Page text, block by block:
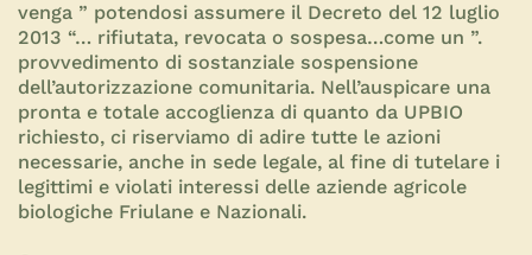
venga ” potendosi assumere il Decreto del 12 luglio
2013 “… rifiutata, revocata o sospesa…come un ”.
provvedimento di sostanziale sospensione
dell’autorizzazione comunitaria. Nell’auspicare una
pronta e totale accoglienza di quanto da UPBIO
richiesto, ci riserviamo di adire tutte le azioni
necessarie, anche in sede legale, al fine di tutelare i
legittimi e violati interessi delle aziende agricole
biologiche Friulane e Nazionali.